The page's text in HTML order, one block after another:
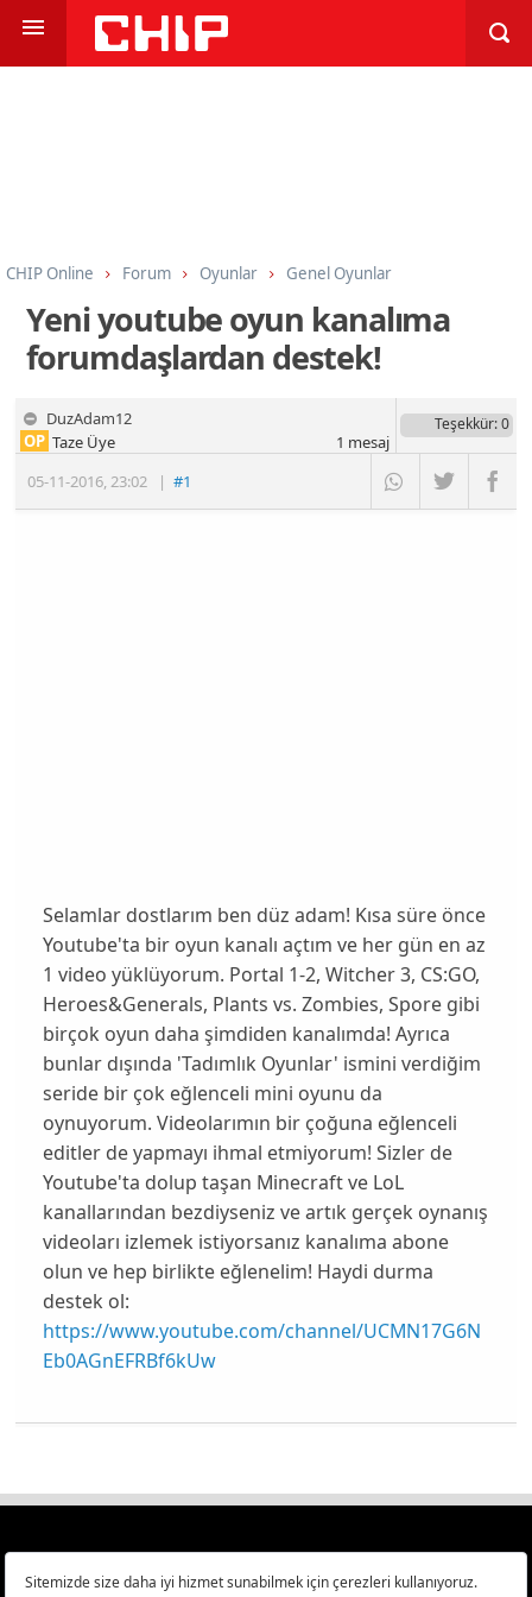
CHIP Online Forum Oyunlar Genel Oyunlar
Yeni youtube oyun kanalıma
forumdaşlardan destek!
DuzAdam12
05-11-2016,23:02 |#1
OP Taze Üye
Teşekkür: 0
1 mesaj
Selamlar dostlarım ben düz adam! Kısa süre önce
Youtube'ta bir oyun kanalı açtım ve her gün en az
1 video yüklüyorum. Portal 1-2, Witcher 3, CS:GO,
Heroes&Generals, Plants vs. Zombies, Spore gibi
birçok oyun daha şimdiden kanalımda! Ayrıca
bunlar dışında 'Tadımlık Oyunlar' ismini verdiğim
seride bir çok eğlenceli mini oyunu da
oynuyorum. Videolarımın bir çoğuna eğlenceli
editler de yapmayı ihmal etmiyorum! Sizler de
Youtube'ta dolup taşan Minecraft ve LoL
kanallarından bezdiyseniz ve artık gerçek oynanış
videoları izlemek istiyorsanız kanalıma abone
olun ve hep birlikte eğlenelim! Haydi durma
destek ol:
https://www.youtube.com/channel/UCMN17G6N
Eb0AGnEFRBf6kUw
Türkiye